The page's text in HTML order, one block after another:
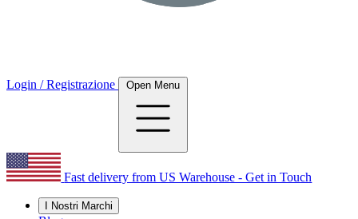
Login / Registrazione Open Menu
Fast delivery from US Warehouse - Get in Touch
I Nostri Marchi